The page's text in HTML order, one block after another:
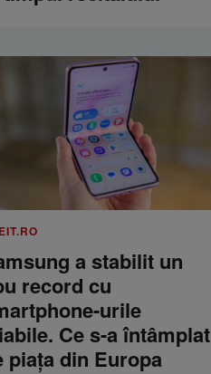
a stabilit un
record cu
urile
Ce s-a întâmplat
piața din Europa